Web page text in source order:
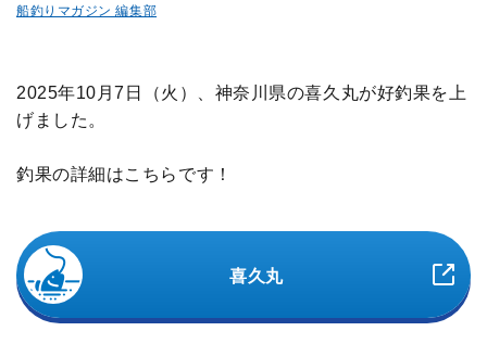
船釣りマガジン 編集部
2025年10月7日（火）、神奈川県の喜久丸が好釣果を上
げました。
釣果の詳細はこちらです！
喜久丸